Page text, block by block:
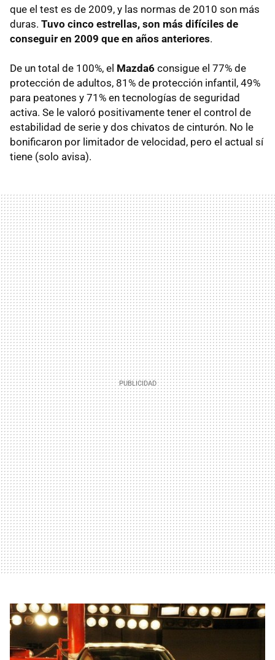
que el test es de 2009, y las normas de 2010 son más
duras. Tuvo cinco estrellas, son más difíciles de
conseguir en 2009 que en años anteriores.
De un total de 100%, el Mazda6 consigue el 77% de
protección de adultos, 81% de protección infantil, 49%
para peatones y 71% en tecnologías de seguridad
activa. Se le valoró positivamente tener el control de
estabilidad de serie y dos chivatos de cinturón. No le
bonificaron por limitador de velocidad, pero el actual sí
tiene (solo avisa).